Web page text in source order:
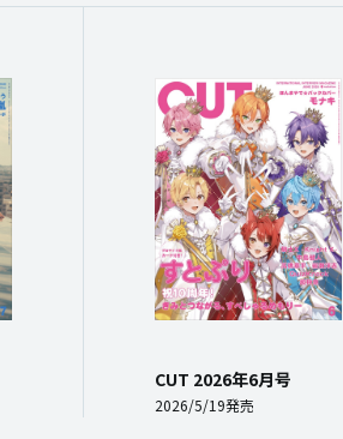
CUT 2026年6月号
2026/5/19発売